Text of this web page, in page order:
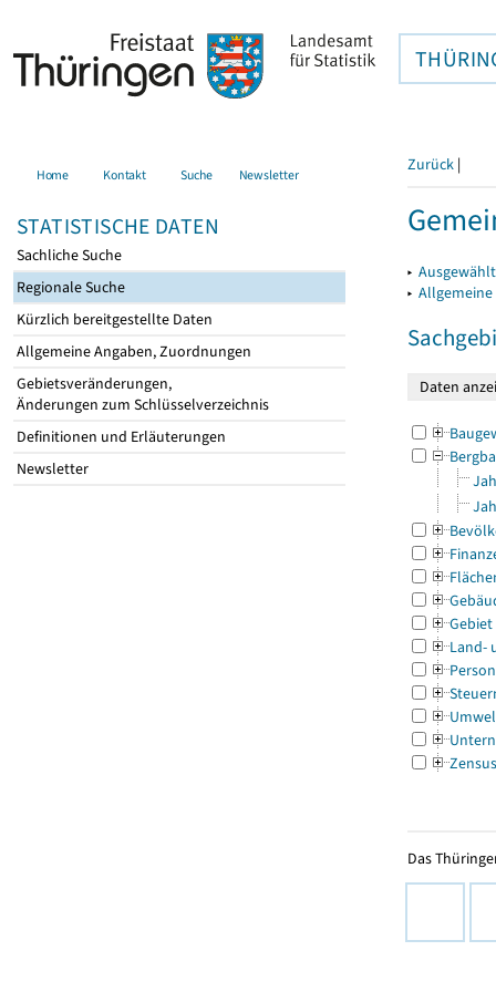
Home Kontakt Suche Newsletter
STATISTISCHE DATEN
Sachliche Suche
Regionale Suche
Kürzlich bereitgestellte Daten
Allgemeine Angaben, Zuordnungen
Gebietsveränderungen,
Änderungen zum Schlüsselverzeichnis
Definitionen und Erläuterungen
Newsletter
Zurück |
▸
▸
Gebiet
Land-
Zensus
Das